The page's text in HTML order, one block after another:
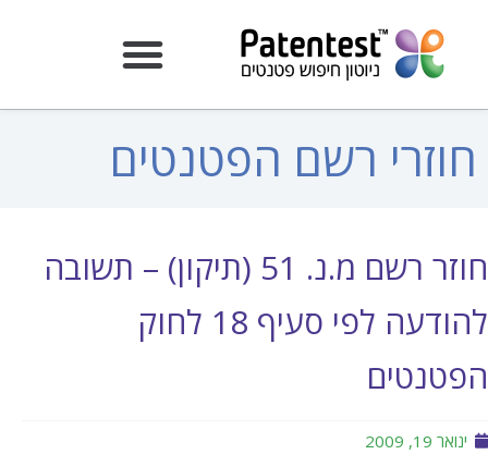
חוזרי רשם הפטנטים
חוזר רשם מ.נ. 51 (תיקון) – תשובה
להודעה לפי סעיף 18 לחוק
הפטנטים
ינואר 19, 2009